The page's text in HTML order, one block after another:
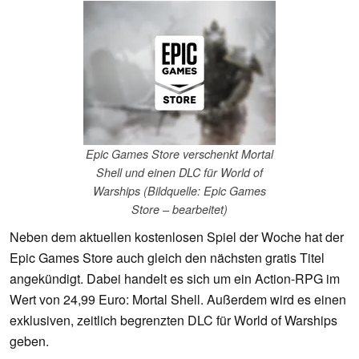
Epic Games Store verschenkt Mortal
Shell und einen DLC für World of
Warships (Bildquelle: Epic Games
Store – bearbeitet)
Neben dem aktuellen kostenlosen Spiel der Woche hat der
Epic Games Store auch gleich den nächsten gratis Titel
angekündigt. Dabei handelt es sich um ein Action-RPG im
Wert von 24,99 Euro: Mortal Shell. Außerdem wird es einen
exklusiven, zeitlich begrenzten DLC für World of Warships
geben.